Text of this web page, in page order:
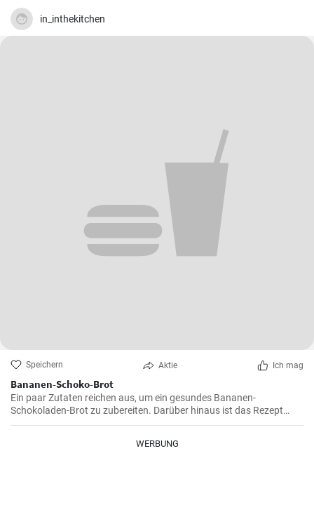
auch gegen ein anderes auswechseln.
in_inthekitchen
Speichern Aktie Ich mag
Bananen-Schoko-Brot
Ein paar Zutaten reichen aus, um ein gesundes Bananen-
Schokoladen-Brot zu zubereiten. Darüber hinaus ist das Rezept
glutenfrei.
WERBUNG